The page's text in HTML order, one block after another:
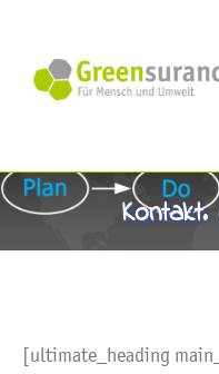
[ultimate_heading